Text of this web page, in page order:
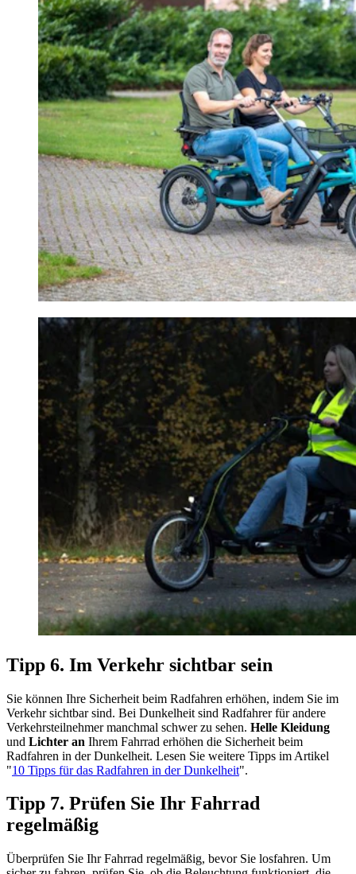
Tipp 6. Im Verkehr sichtbar sein
Sie können Ihre Sicherheit beim Radfahren erhöhen, indem Sie im
Verkehr sichtbar sind. Bei Dunkelheit sind Radfahrer für andere
Verkehrsteilnehmer manchmal schwer zu sehen. Helle Kleidung
und Lichter an Ihrem Fahrrad erhöhen die Sicherheit beim
Radfahren in der Dunkelheit. Lesen Sie weitere Tipps im Artikel
"10 Tipps für das Radfahren in der Dunkelheit".
Tipp 7. Prüfen Sie Ihr Fahrrad
regelmäßig
Überprüfen Sie Ihr Fahrrad regelmäßig, bevor Sie losfahren. Um